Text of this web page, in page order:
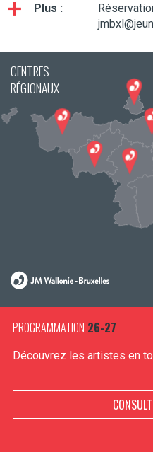
Plus :
CENTRES
RÉGIONAUX
PROGRAMMATION 26-27
Découvrez les artistes en